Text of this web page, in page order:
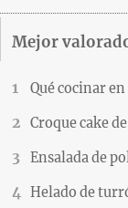
Mejor
Qué cocinar
Croque cake
Ensalada de
Helado de